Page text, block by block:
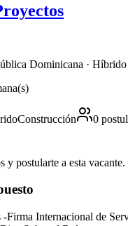
Dominicana · Híbrido
Construcción 0
y postularte a esta vacante.
-Firma Internacional de